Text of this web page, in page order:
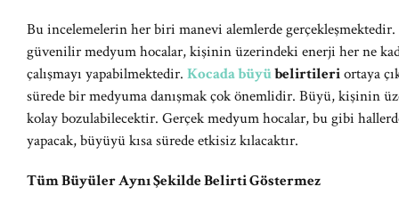
Bu incelemelerin her biri manevi alemlerde gerçekleşmektedir.
güvenilir medyum hocalar, kişinin üzerindeki enerji her ne
çalışmayı yapabilmektedir. Kocada büyübelirtileriortaya
sürede bir medyuma danışmak çok önemlidir. Büyü, kişinin
kolay bozulabilecektir. Gerçek medyum hocalar, bu gibi
yapacak, büyüyü kısa sürede etkisiz kılacaktır.
Tüm Büyüler Aynı Şekilde Belirti Göstermez